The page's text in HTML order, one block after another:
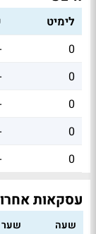
לימיט
0
0
0
0
0
עסקאות
שעה
שער